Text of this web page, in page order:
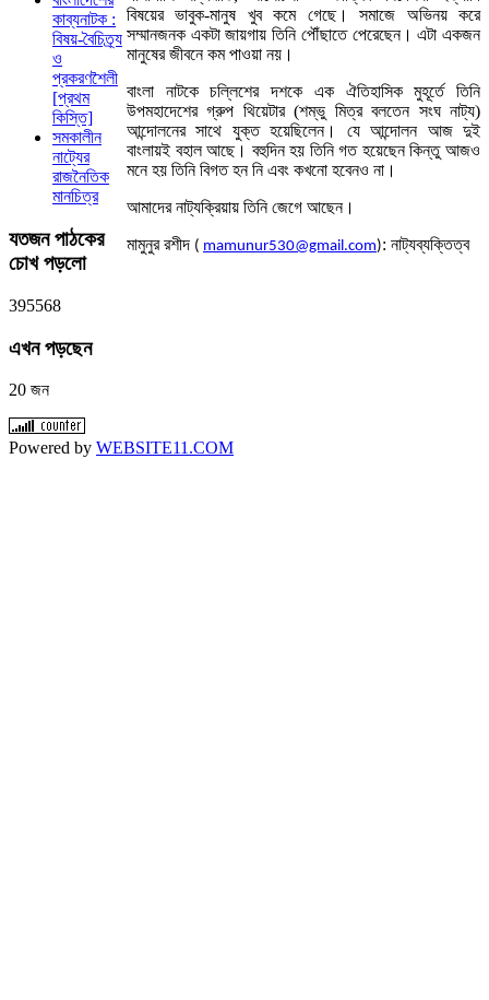
বিষয়ের ভাবুক-মানুষ খুব কমে গেছে। সমাজে অভিনয় করে
সম্মানজনক একটা জায়গায় তিনি পৌঁছাতে পেরেছেন। এটা একজন
মানুষের জীবনে কম পাওয়া নয়।
বাংলা নাটকে চল্লিশের দশকে এক ঐতিহাসিক মুহূর্তে তিনি
উপমহাদেশের গ্রুপ থিয়েটার (শম্ভু মিত্র বলতেন সংঘ নাট্য)
আন্দোলনের সাথে যুক্ত হয়েছিলেন। যে আন্দোলন আজ দুই
বাংলায়ই বহাল আছে। বহুদিন হয় তিনি গত হয়েছেন কিন্তু আজও
মনে হয় তিনি বিগত হন নি এবং কখনো হবেনও না।
আমাদের নাট্যক্রিয়ায় তিনি জেগে আছেন।
মামুনুর রশীদ ( mamunur530@gmail.com): নাট্যব্যক্তিত্ব
কাব্যনাটক :
বিষয়-বৈচিত্র্য
ও
প্রকরণশৈলী
[প্রথম
কিস্তি]
সমকালীন
নাট্যের
রাজনৈতিক
মানচিত্র
যতজনপাঠকের
চোখ পড়লো
395568
এখনপড়ছেন
20 জন
Powered by WEBSITE11.COM